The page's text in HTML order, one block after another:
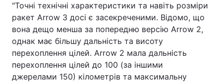
"Точні технічні характеристики та навіть розміри
ракет Arrow 3 досі є засекреченими. Відомо, що
вона дещо менша за попередню версію Arrow 2,
однак має більшу дальність та висоту
перехоплення цілей. Arrow 2 мала дальність
перехоплення цілей до 100 (за іншими
джерелами 150) кілометрів та максимальну